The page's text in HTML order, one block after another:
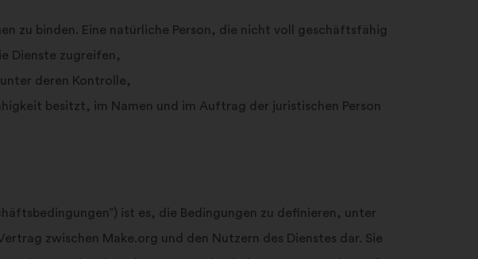
zu binden. Eine natürliche Person, die nicht voll geschäftsfähig
Dienste zugreifen,
deren Kontrolle,
besitzt, im Namen und im Auftrag der juristischen Person
ist es, die Bedingungen zu definieren, unter
zwischen Make.org und den Nutzern des Dienstes dar. Sie